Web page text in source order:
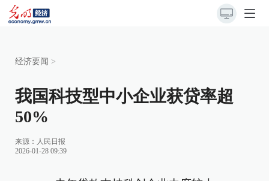
经济要闻 >
我国科技型中小企业获贷率超
50%
来源： 人民日报
2026-01-28 09:39